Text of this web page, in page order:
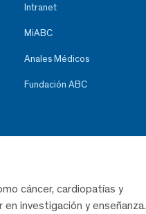
Intranet
MiABC
Anales Médicos
Fundación ABC
cáncer, cardiopatías y
investigación y enseñanza.